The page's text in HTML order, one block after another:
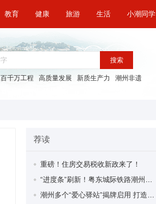
教育 健康 旅游 生活 小潮同学
搜索
百千万工程 高质量发展 新质生产力 潮州非遗
荐读
重磅！住房交易税收新政来了！